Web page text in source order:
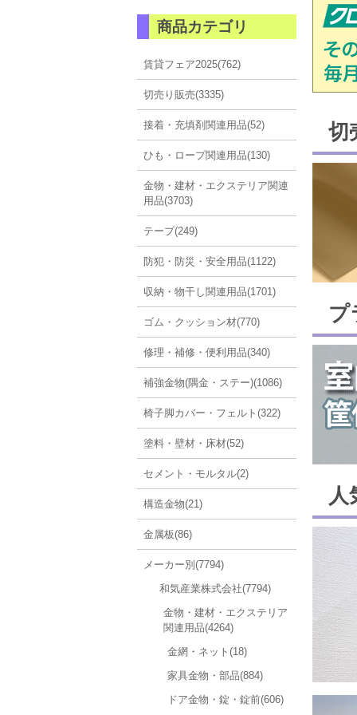
商品カテゴリ
賃貸フェア2025(762)
切売り販売(3335)
接着・充填剤関連用品(52)
ひも・ロープ関連用品(130)
金物・建材・エクステリア関連
用品(3703)
テープ(249)
防犯・防災・安全用品(1122)
収納・物干し関連用品(1701)
ゴム・クッション材(770)
修理・補修・便利用品(340)
補強金物(隅金・ステー)(1086)
椅子脚カバー・フェルト(322)
塗料・壁材・床材(52)
セメント・モルタル(2)
構造金物(21)
金属板(86)
メーカー別(7794)
和気産業株式会社(7794)
金物・建材・エクステリア
関連用品(4264)
金網・ネット(18)
家具金物・部品(884)
ドア金物・錠・錠前(606)
切
プ
人